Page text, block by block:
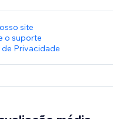
site
o suporte
de Privacidade